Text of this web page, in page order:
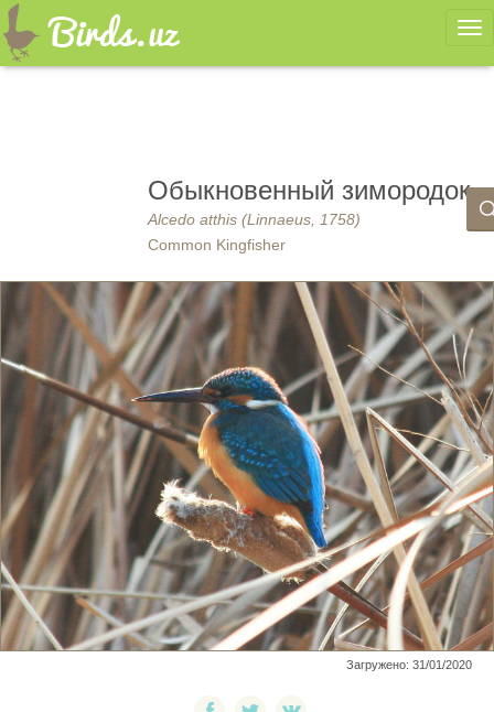
Обыкновенный зимородок
Alcedo atthis (Linnaeus, 1758)
Common Kingfisher
Загружено: 31/01/2020